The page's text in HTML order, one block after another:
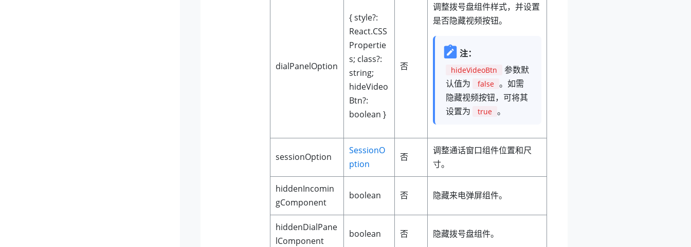
dialPanelOption
{ style?:
React.CSS
Propertie
s; class?:
string;
hideVideo
Btn?:
boolean }
否
调整拨号盘组件样式，并设置
是否隐藏视频按钮。
注：
hideVideoBtn
参数默
认值为
false 。如需
隐藏视频按钮，可将其
设置为
true 。
sessionOption
SessionO
ption
否
调整通话窗口组件位置和尺
寸。
hiddenIncomin
gComponent
boolean 否 隐藏来电弹屏组件。
hiddenDialPane
lComponent
boolean 否 隐藏拨号盘组件。